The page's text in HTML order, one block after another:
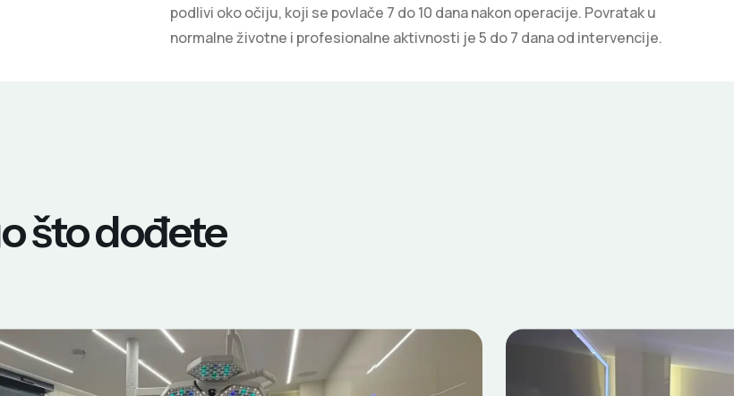
podlivi oko očiju, koji se povlače 7 do 10 dana nakon operacije. Povratak u
normalne životne i profesionalne aktivnosti je 5 do 7 dana od intervencije.
što dođete